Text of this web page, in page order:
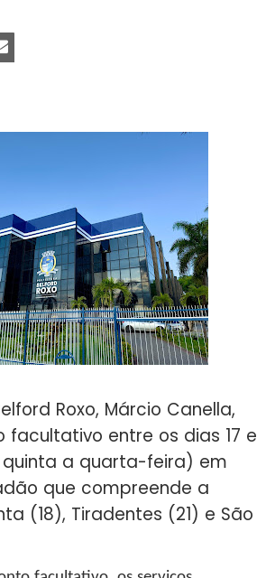
Roxo, Márcio Canella,
facultativo entre os dias 17 e
a quarta-feira) em
que compreende a
(18), Tiradentes (21) e São